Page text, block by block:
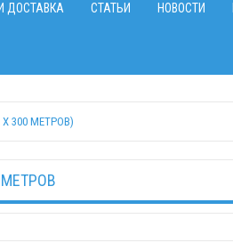
ДОСТАВКА СТАТЬИ НОВОСТИ
300 МЕТРОВ)